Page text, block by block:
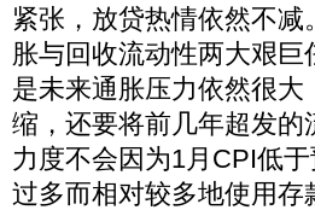
紧张，放贷热情依然不
胀与回收流动性两大艰
是未来通胀压力依然很
缩，还要将前几年超发
力度不会因为1月CPI低
过多而相对较多地使用